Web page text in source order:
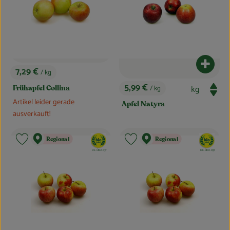
, Preis:
7,29 €/ kg
Frühapfel Collina
Artikel leider gerade
ausverkauft!
, Preis:
5,99 €/ kg
Apfel Natyra
, Verband:
, Kontrollstelle:
DE-ÖKO-037
Regional
Produkt zu Favouriten hinzufügen , Verband:
, Kontrollstelle:
DE-ÖKO-037
Regional
Produkt zu Favouriten hinzufügen